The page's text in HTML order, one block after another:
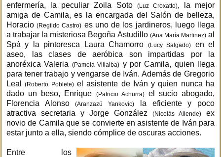
enfermería, la peculiar Zoila Soto
(Luz Croxatto), la mejor
amiga de Camila, es la encargada del Salón de belleza,
Horacio(Regildo Castro) es uno de los jardineros, luego llega
a trabajar la misteriosa Begoña Astudillo (Ana María Martinez)al
Spá y la pintoresca Laura Chamorro
(Lucy Salgado)
en el
aseo, las clases de aeróbica son impartidas por la
anoréxica Valeria (Pamela Villalba) y por Camila, quien llega
para tener trabajo y vengarse de Iván. Además de Gregorio
Leal(Roberto Poblete)el asistente de Iván y quien nunca ha
dado un beso, Enrique
(Patricio Achurra)el sucio abogado,
Florencia Alonso(Aranzazú Yankovic)
la eficiente y poco
atractiva secretaria y Jorge González
(Nicolás Allende)
ex
novio de Camila que se convierte en asistente de Iván para
estar junto a ella, siendo cómplice de oscuras acciones.
Entre los